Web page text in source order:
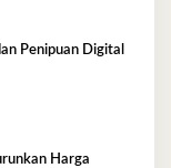
Penipuan Digital
Harga